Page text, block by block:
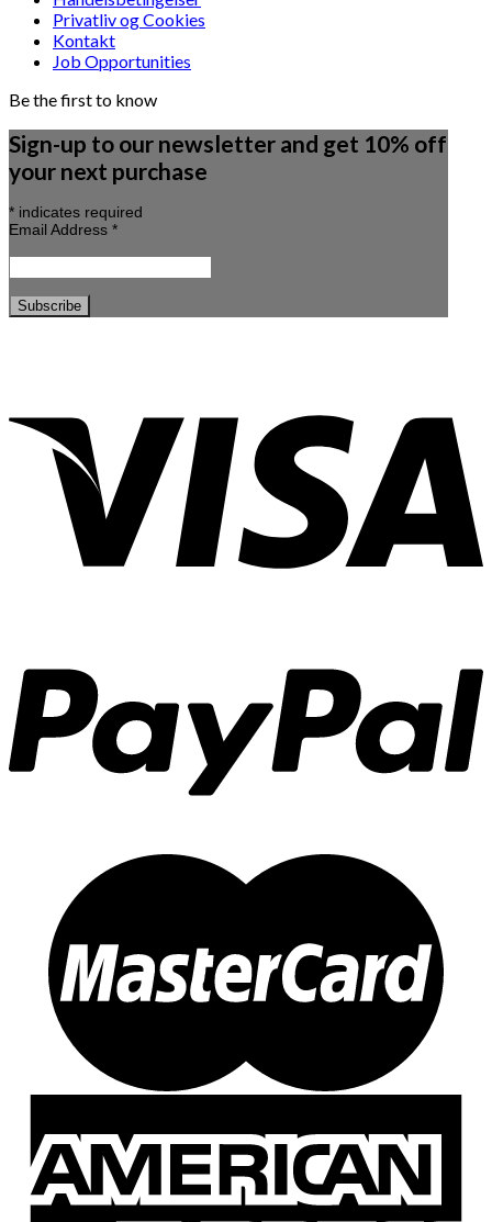
Privatliv og Cookies
Kontakt
Job Opportunities
Be the first to know
Sign-up to our newsletter and get 10% off
your next purchase
* indicates required
Email Address *